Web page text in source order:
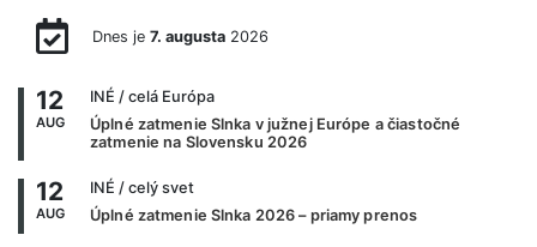
Dnes je 7. augusta2026
12
AUG
INÉ / celá Európa
Úplné zatmenie Slnka v južnej Európe a čiastočné
zatmenie na Slovensku 2026
12
AUG
INÉ / celý svet
Úplné zatmenie Slnka 2026 – priamy prenos